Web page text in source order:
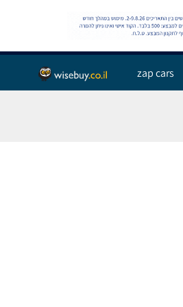
שלום אורח,
התחבר
zap cars